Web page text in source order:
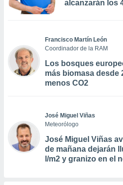
alcanzarán los
Francisco Martín León
Coordinador de la RAM
Los bosques
más biomasa desde
menos CO2
José Miguel Viñas
Meteorólogo
José Miguel Viñas
de mañana dejarán
l/m2 y granizo en el